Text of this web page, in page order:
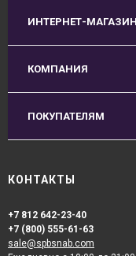
ИНТЕРНЕТ-МАГАЗИН
КОМПАНИЯ
ПОКУПАТЕЛЯМ
КОНТАКТЫ
+7 812 642-23-40
+7 (800) 555-61-63
sale@spbsnab.com